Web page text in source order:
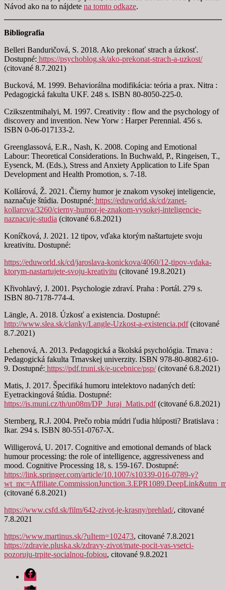
Návod ako na to nájdete na tomto odkaze.
Bibliografia
Belleri Banduričová, S. 2018. Ako prekonať strach a úzkosť.
Dostupné: https://psychoblog.sk/ako-prekonat-strach-a-uzkost/
(citované 8.7.2021)
Bucková, M. 1999. Behaviorálna modifikácia: teória a prax. Nitra :
Pedagogická fakulta UKF. 248 s. ISBN 80-8050-225-0.
Czikszentmihalyi, M. 1997. Creativity : flow and the psychology of
discovery and invention. New Yorw : Harper Perennial. 456 s.
ISBN 0-06-017133-2.
Greenglassová, E.R., Nash, K. 2008. Coping and Emotional
Labour: Theoretical Considerations. In Buchwald, P., Ringeisen, T.,
Eysenck, M. (Eds.), Stress and Anxiety Application to Life Span
Development and Health Promotion, s. 7-18.
Kollárová, Ž. 2021. Čierny humor je znakom vysokej inteligencie,
naznačuje štúdia. Dostupné: https://eduworld.sk/cd/zanet-
kollarova/3260/cierny-humor-je-znakom-vysokej-inteligencie-
naznacuje-studia (citované 6.8.2021)
Koníčková, J. 2021. 12 tipov, vďaka ktorým naštartujete svoju
kreativitu. Dostupné:
https://eduworld.sk/cd/jaroslava-konickova/4060/12-tipov-vdaka-
ktorym-nastartujete-svoju-kreativitu (citované 19.8.2021)
Křivohlavý, J. 2001. Psychologie zdraví. Praha : Portál. 279 s.
ISBN 80-7178-774-4.
Längle, A. 2018. Úzkosť a existencia. Dostupné:
http://www.slea.sk/clanky/Langle-Uzkost-a-existencia.pdf(citované
8.7.2021)
Lehenová, A. 2013. Pedagogická a školská psychológia. Trnava :
Pedagogická fakulta Trnavskej univerzity. ISBN 978-80-8082-610-
9. Dostupné: https://pdf.truni.sk/e-ucebnice/psp/(citované 6.8.2021)
Matis, J. 2017. Špecifiká humoru intelektovo nadaných detí:
Eyetrackingová štúdia. Dostupné:
https://is.muni.cz/th/un08m/DP_Juraj_Matis.pdf(citované 6.8.2021)
Sternberg, R.J. 2004. Prečo robia múdri ľudia hlúposti? Bratislava :
Ikar. 294 s. ISBN 80-551-0767-X.
Willigerová, U. 2017. Cognitive and emotional demands of black
humour processing: the role of intelligence, aggressiveness and
mood. Cognitive Processing 18, s. 159-167. Dostupné:
https://link.springer.com/article/10.1007/s10339-016-0789-y?
(citované 6.8.2021)
https://www.csfd.sk/film/642-zivot-je-krasny/prehlad/, citované
7.8.2021
https://www.martinus.sk/?uItem=102473, citované 7.8.2021
https://zdravie.pluska.sk/zdravy-zivot/mate-pocit-vas-vsetci-
pozoruju-trpite-socialnou-fobiou, citované 9.8.2021
Facebook
Soundcloud